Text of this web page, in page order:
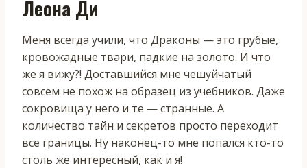
Леона Ди
Меня всегда учили, что Драконы — это грубые,
кровожадные твари, падкие на золото. И что
же я вижу?! Доставшийся мне чешуйчатый
совсем не похож на образец из учебников. Даже
сокровища у него и те — странные. А
количество тайн и секретов просто переходит
все границы. Ну наконец-то мне попался кто-то
столь же интересный, как и я!